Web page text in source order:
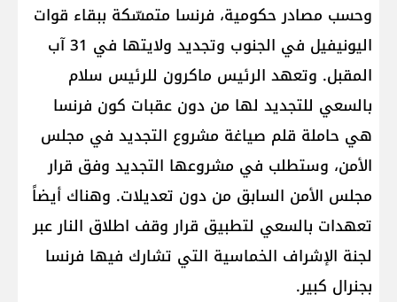
وحسب مصادر حكومية، فرنسا متمسّكة ببقاء قوات
اليونيفيل في الجنوب وتجديد ولايتها في 31 آب
المقبل. وتعهد الرئيس ماكرون للرئيس سلام
بالسعي للتجديد لها من دون عقبات كون فرنسا
هي حاملة قلم صياغة مشروع التجديد في مجلس
الأمن، وستطلب في مشروعها التجديد وفق قرار
مجلس الأمن السابق من دون تعديلات. وهناك أيضاً
تعهدات بالسعي لتطبيق قرار وقف اطلاق النار عبر
لجنة الإشراف الخماسية التي تشارك فيها فرنسا
بجنرال كبير.